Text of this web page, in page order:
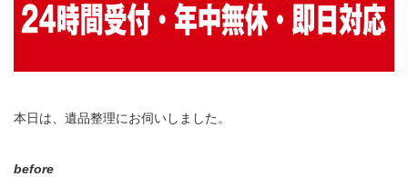
本日は、遺品整理にお伺いしました。
before